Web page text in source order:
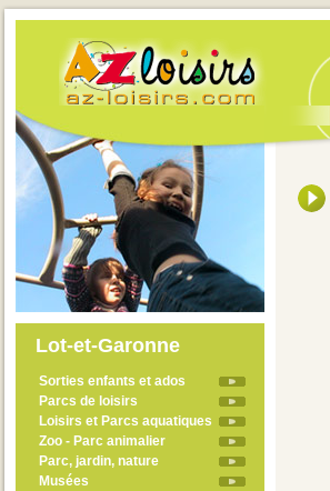
Lot-et-Garonne
Sorties enfants et ados
Parcs de loisirs
Loisirs et Parcs aquatiques
Zoo - Parc animalier
Parc, jardin, nature
Musées